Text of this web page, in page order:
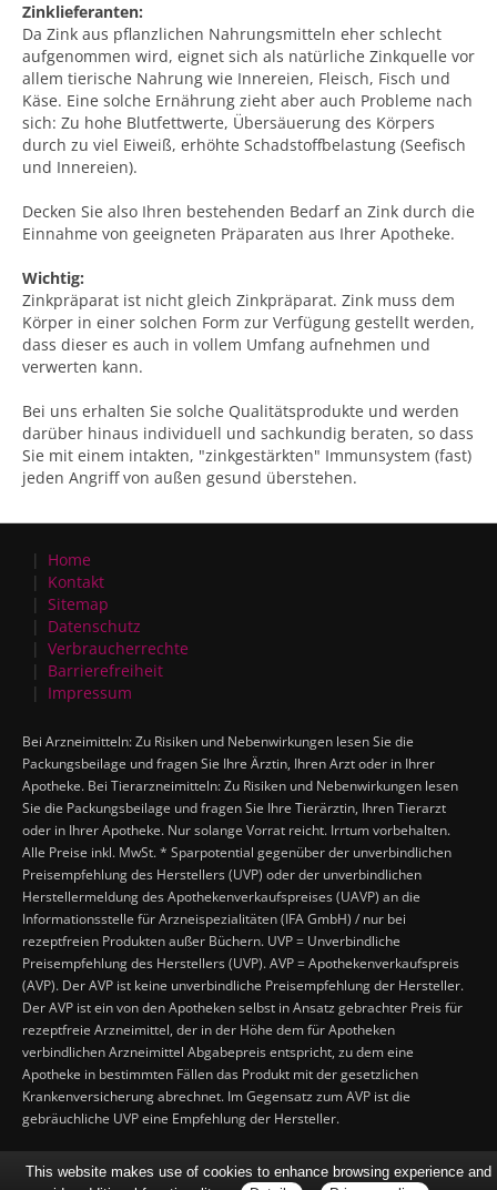
Zinklieferanten:
Da Zink aus pflanzlichen Nahrungsmitteln eher schlecht
aufgenommen wird, eignet sich als natürliche Zinkquelle vor
allem tierische Nahrung wie Innereien, Fleisch, Fisch und
Käse. Eine solche Ernährung zieht aber auch Probleme nach
sich: Zu hohe Blutfettwerte, Übersäuerung des Körpers
durch zu viel Eiweiß, erhöhte Schadstoffbelastung (Seefisch
und Innereien).
Decken Sie also Ihren bestehenden Bedarf an Zink durch die
Einnahme von geeigneten Präparaten aus Ihrer Apotheke.
Wichtig:
Zinkpräparat ist nicht gleich Zinkpräparat. Zink muss dem
Körper in einer solchen Form zur Verfügung gestellt werden,
dass dieser es auch in vollem Umfang aufnehmen und
verwerten kann.
Bei uns erhalten Sie solche Qualitätsprodukte und werden
darüber hinaus individuell und sachkundig beraten, so dass
Sie mit einem intakten, "zinkgestärkten" Immunsystem (fast)
jeden Angriff von außen gesund überstehen.
Home
Kontakt
Sitemap
Datenschutz
Verbraucherrechte
Barrierefreiheit
Impressum
Bei Arzneimitteln: Zu Risiken und Nebenwirkungen lesen Sie die
Packungsbeilage und fragen Sie Ihre Ärztin, Ihren Arzt oder in Ihrer
Apotheke. Bei Tierarzneimitteln: Zu Risiken und Nebenwirkungen lesen
Sie die Packungsbeilage und fragen Sie Ihre Tierärztin, Ihren Tierarzt
oder in Ihrer Apotheke. Nur solange Vorrat reicht. Irrtum vorbehalten.
Alle Preise inkl. MwSt. * Sparpotential gegenüber der unverbindlichen
Preisempfehlung des Herstellers (UVP) oder der unverbindlichen
Herstellermeldung des Apothekenverkaufspreises (UAVP) an die
Informationsstelle für Arzneispezialitäten (IFA GmbH) / nur bei
rezeptfreien Produkten außer Büchern. UVP = Unverbindliche
Preisempfehlung des Herstellers (UVP). AVP = Apothekenverkaufspreis
(AVP). Der AVP ist keine unverbindliche Preisempfehlung der Hersteller.
Der AVP ist ein von den Apotheken selbst in Ansatz gebrachter Preis für
rezeptfreie Arzneimittel, der in der Höhe dem für Apotheken
verbindlichen Arzneimittel Abgabepreis entspricht, zu dem eine
Apotheke in bestimmten Fällen das Produkt mit der gesetzlichen
Krankenversicherung abrechnet. Im Gegensatz zum AVP ist die
gebräuchliche UVP eine Empfehlung der Hersteller.
This website makes use of cookies to enhance browsing experience and